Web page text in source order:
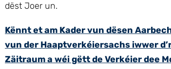
dëst Joer un.
Kënnt et am Kader vun dësen
vun der Haaptverkéiersachs iwwer
Zäitraum a wéi gëtt de Verkéier dee